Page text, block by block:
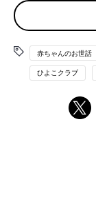
赤ちゃんのお世話
ひよこクラブ